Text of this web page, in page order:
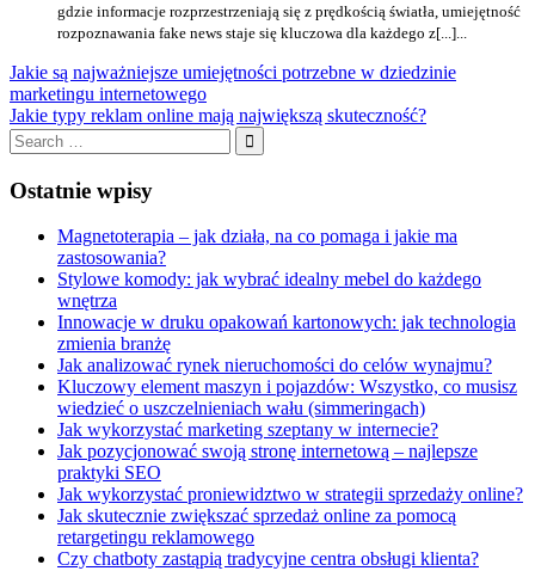
gdzie informacje rozprzestrzeniają się z prędkością światła, umiejętność
rozpoznawania fake news staje się kluczowa dla każdego z[...]...
Nawigacja
wpisu
Previous
Post:
Jakie są najważniejsze umiejętności potrzebne w dziedzinie
marketingu internetowego
Next
Post:
Jakie typy reklam online mają największą skuteczność?
Search
for:
Search
Ostatnie wpisy
Magnetoterapia – jak działa, na co pomaga i jakie ma
zastosowania?
Stylowe komody: jak wybrać idealny mebel do każdego
wnętrza
Innowacje w druku opakowań kartonowych: jak technologia
zmienia branżę
Jak analizować rynek nieruchomości do celów wynajmu?
Kluczowy element maszyn i pojazdów: Wszystko, co musisz
wiedzieć o uszczelnieniach wału (simmeringach)
Jak wykorzystać marketing szeptany w internecie?
Jak pozycjonować swoją stronę internetową – najlepsze
praktyki SEO
Jak wykorzystać proniewidztwo w strategii sprzedaży online?
Jak skutecznie zwiększać sprzedaż online za pomocą
retargetingu reklamowego
Czy chatboty zastąpią tradycyjne centra obsługi klienta?